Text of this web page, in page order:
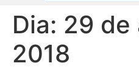
Dia: 29 de
2018